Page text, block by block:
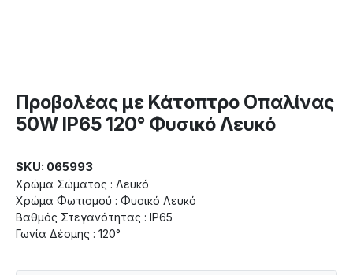
Προβολέας με Κάτοπτρο Οπαλίνας
50W IP65 120° Φυσικό Λευκό
SKU: 065993
Χρώμα Σώματος : Λευκό
Χρώμα Φωτισμού : Φυσικό Λευκό
Βαθμός Στεγανότητας : IP65
Γωνία Δέσμης : 120°